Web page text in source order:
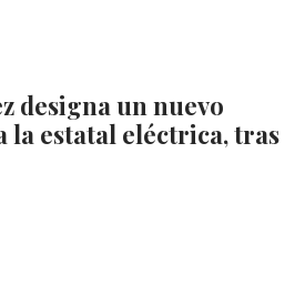
designa un nuevo
la estatal eléctrica, tras